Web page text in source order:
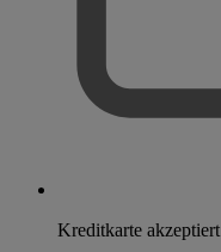
Kreditkarte akzeptiert